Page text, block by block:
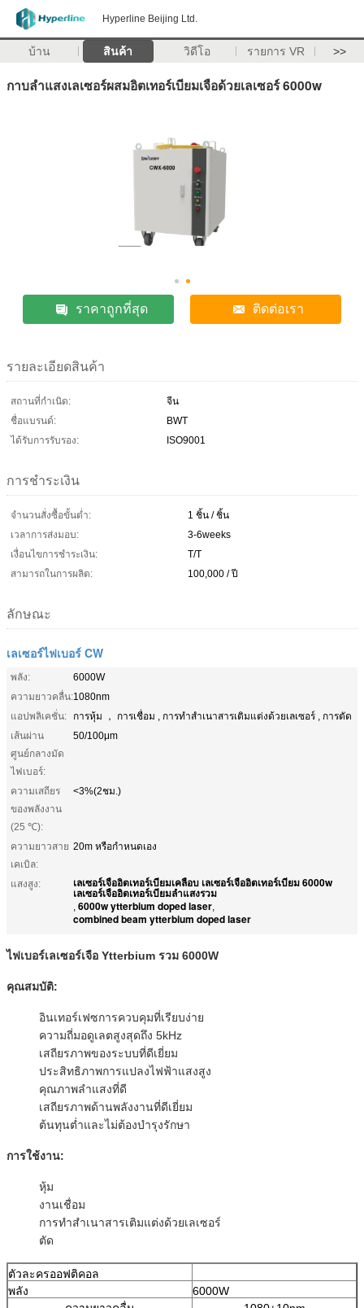
Hyperline Beijing Ltd.
บ้าน สินค้า วิดีโอ รายการ VR >>
กาบลำแสงเลเซอร์ผสมอิตเทอร์เบียมเจือด้วยเลเซอร์ 6000w
ราคาถูกที่สุด ติดต่อเรา
รายละเอียดสินค้า
สถานที่กำเนิด:
จีน
ชื่อแบรนด์:
BWT
ได้รับการรับรอง:
ISO9001
การชำระเงิน
จำนวนสั่งซื้อขั้นต่ำ:
1 ชิ้น / ชิ้น
เวลาการส่งมอบ:
3-6weeks
เงื่อนไขการชำระเงิน:
T/T
สามารถในการผลิต:
100,000 / ปี
ลักษณะ
เลเซอร์ไฟเบอร์ CW
พลัง:
6000W
ความยาวคลื่น:1080nm
แอปพลิเคชั่น:
การหุ้ม ， การเชื่อม , การทำสำเนาสารเติมแต่งด้วยเลเซอร์ , การตัด
เส้นผ่าน
ศูนย์กลางมัด
ไฟเบอร์:
50/100μm
ความเสถียร
ของพลังงาน
(25 ℃):
<3%(2ชม.)
ความยาวสาย
เคเบิล:
20m หรือกำหนดเอง
แสงสูง: เลเซอร์เจืออิตเทอร์เบียมเคลือบ เลเซอร์เจืออิตเทอร์เบียม 6000w
เลเซอร์เจืออิตเทอร์เบียมลำแสงรวม
, 6000w ytterbium doped laser,
combined beam ytterbium doped laser
ไฟเบอร์เลเซอร์เจือ Ytterbium รวม 6000W
คุณสมบัติ:
อินเทอร์เฟซการควบคุมที่เรียบง่าย
ความถี่มอดูเลตสูงสุดถึง 5kHz
เสถียรภาพของระบบที่ดีเยี่ยม
ประสิทธิภาพการแปลงไฟฟ้าแสงสูง
คุณภาพลำแสงที่ดี
เสถียรภาพด้านพลังงานที่ดีเยี่ยม
ต้นทุนต่ำและไม่ต้องบำรุงรักษา
การใช้งาน:
หุ้ม
งานเชื่อม
การทำสำเนาสารเติมแต่งด้วยเลเซอร์
ตัด
ตัวละครออฟติคอล
พลัง
6000W